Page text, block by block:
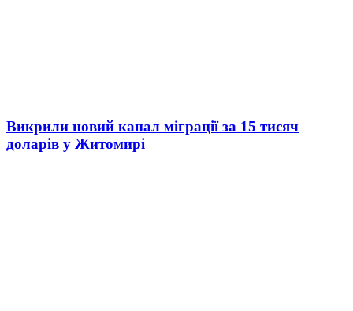
Викрили новий канал міграції за 15 тисяч
доларів у Житомирі